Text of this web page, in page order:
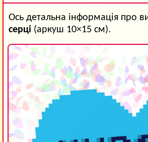
Ось детальна інформація про
серці (аркуш 10×15 см).